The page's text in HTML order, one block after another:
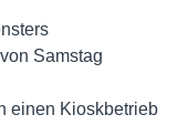
Samstag
einen Kioskbetrieb